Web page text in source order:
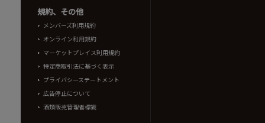
規約、その他
メンバーズ利用規約
オンライン利用規約
マーケットプレイス利用規約
特定商取引法に基づく表示
プライバシーステートメント
広告停止について
酒類販売管理者標識